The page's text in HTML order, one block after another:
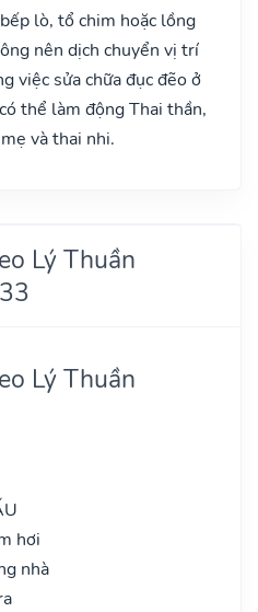
lò, tổ chim hoặc lồng
nên dịch chuyển vị trí
việc sửa chữa đục đẽo ở
thể làm động Thai thần,
và thai nhi.
Lý Thuần
Lý Thuần
hơi
nhà